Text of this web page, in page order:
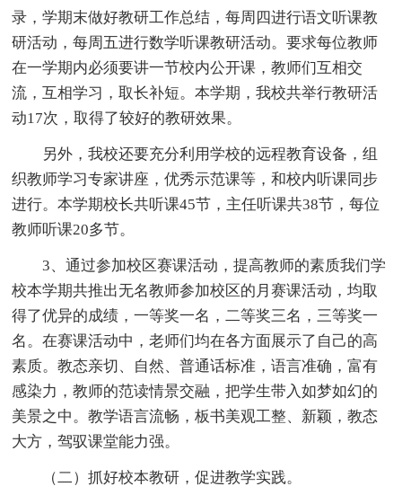
录，学期末做好教研工作总结，每周四进行语文听课教
研活动，每周五进行数学听课教研活动。要求每位教师
在一学期内必须要讲一节校内公开课，教师们互相交
流，互相学习，取长补短。本学期，我校共举行教研活
动17次，取得了较好的教研效果。
另外，我校还要充分利用学校的远程教育设备，组
织教师学习专家讲座，优秀示范课等，和校内听课同步
进行。本学期校长共听课45节，主任听课共38节，每位
教师听课20多节。
3、通过参加校区赛课活动，提高教师的素质我们学
校本学期共推出无名教师参加校区的月赛课活动，均取
得了优异的成绩，一等奖一名，二等奖三名，三等奖一
名。在赛课活动中，老师们均在各方面展示了自己的高
素质。教态亲切、自然、普通话标准，语言准确，富有
感染力，教师的范读情景交融，把学生带入如梦如幻的
美景之中。教学语言流畅，板书美观工整、新颖，教态
大方，驾驭课堂能力强。
（二）抓好校本教研，促进教学实践。